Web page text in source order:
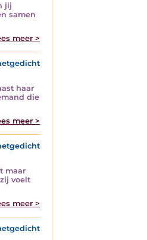
jij
samen
meer >
haar
die
meer >
maar
voelt
meer >